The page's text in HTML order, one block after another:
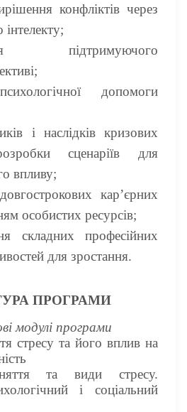
конфліктів через
інтелекту;
підтримуючого
допомоги
і наслідків кризових
сценаріїв для
впливу;
кар’єрних
особистих ресурсів;
складних професійних
для зростання.
ПРОГРАМИ
модулі програми
стресу та його вплив на
та види стресу.
і соціальний